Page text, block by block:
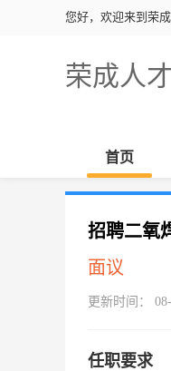
您好，欢迎来到荣成
荣成人
首页
招聘二氧
面议
更新时间：
任职要求